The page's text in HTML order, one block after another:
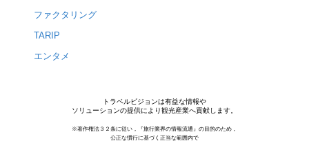
ファクタリング
TARIP
エンタメ
トラベルビジョンは有益な情報や
ソリューションの提供により観光産業へ貢献します。
※著作権法３２条に従い，『旅行業界の情報流通』の目的のため，
公正な慣行に基づく正当な範囲内で